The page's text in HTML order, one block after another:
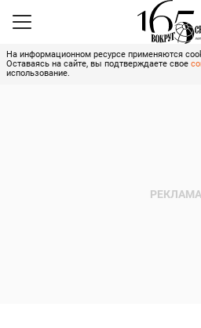
На информационном ресурсе применяются
Оставаясь на сайте, вы подтверждаете свое
использование.